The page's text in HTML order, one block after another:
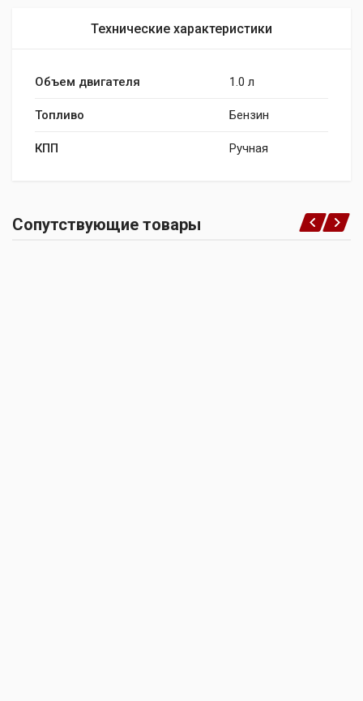
Технические характеристики
Объем двигателя 1.0 л
Топливо Бензин
КПП Ручная
Сопутствующие товары